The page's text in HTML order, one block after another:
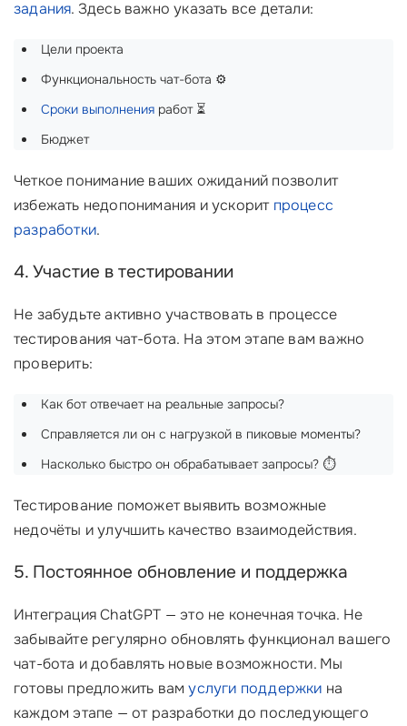
задания. Здесь важно указать все детали:
Цели проекта
Функциональность чат-бота ⚙️
Сроки выполнения работ ⏳
Бюджет
Четкое понимание ваших ожиданий позволит
избежать недопонимания и ускорит процесс
разработки.
4. Участие в тестировании
Не забудьте активно участвовать в процессе
тестирования чат-бота. На этом этапе вам важно
проверить:
Как бот отвечает на реальные запросы?
Справляется ли он с нагрузкой в пиковые моменты?
Насколько быстро он обрабатывает запросы? ⏱️
Тестирование поможет выявить возможные
недочёты и улучшить качество взаимодействия.
5. Постоянное обновление и поддержка
Интеграция ChatGPT — это не конечная точка. Не
забывайте регулярно обновлять функционал вашего
чат-бота и добавлять новые возможности. Мы
готовы предложить вамуслуги поддержки на
каждом этапе — от разработки до последующего